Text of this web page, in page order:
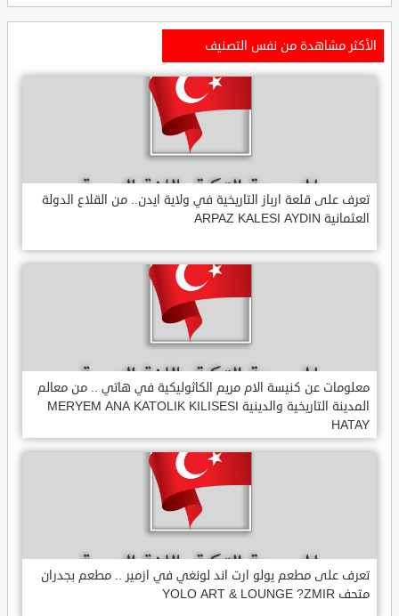
الأكثر مشاهدة من نفس التصنيف
تعرف على قلعة ارباز التاريخية في ولاية ايدن.. من القلاع الدولة
العثمانية ARPAZ KALESI AYDIN
معلومات عن كنيسة الام مريم الكاثوليكية في هاتي .. من معالم
المدينة التاريخية والدينية MERYEM ANA KATOLIK KILISESI
HATAY
تعرف على مطعم يولو ارت اند لونغي في ازمير .. مطعم بجدران
متحف YOLO ART & LOUNGE ?ZMIR